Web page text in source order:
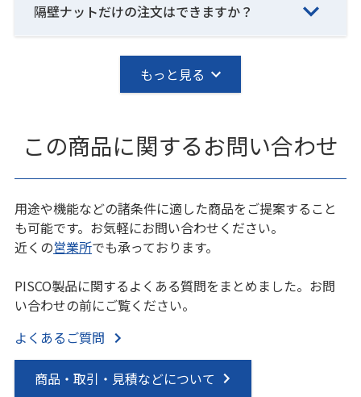
隔壁ナットだけの注文はできますか？
もっと見る
この商品に関するお問い合わせ
用途や機能などの諸条件に適した商品をご提案すること
も可能です。お気軽にお問い合わせください。
近くの営業所でも承っております。
PISCO製品に関するよくある質問をまとめました。お問
い合わせの前にご覧ください。
よくあるご質問
商品・取引・見積などについて